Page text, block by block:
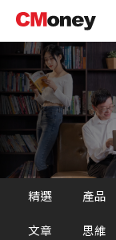
主
容
精選
文章
產品
思維